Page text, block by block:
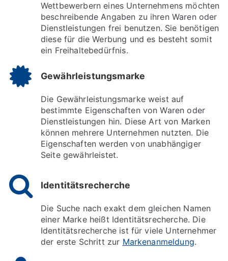
Wettbewerbern eines Unternehmens möchten
beschreibende Angaben zu ihren Waren oder
Dienstleistungen frei benutzen. Sie benötigen
diese für die Werbung und es besteht somit
ein Freihaltebedürfnis.
Gewährleistungsmarke
Die Gewährleistungsmarke weist auf
bestimmte Eigenschaften von Waren oder
Dienstleistungen hin. Diese Art von Marken
können mehrere Unternehmen nutzten. Die
Eigenschaften werden von unabhängiger
Seite gewährleistet.
Identitätsrecherche
Die Suche nach exakt dem gleichen Namen
einer Marke heißt Identitätsrecherche. Die
Identitätsrecherche ist für viele Unternehmer
der erste Schritt zur Markenanmeldung.